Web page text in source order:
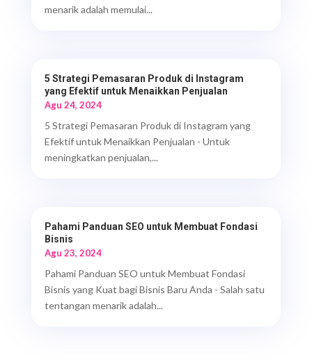
menarik adalah memulai...
5 Strategi Pemasaran Produk di Instagram
yang Efektif untuk Menaikkan Penjualan
Agu 24, 2024
5 Strategi Pemasaran Produk di Instagram yang
Efektif untuk Menaikkan Penjualan - Untuk
meningkatkan penjualan,...
Pahami Panduan SEO untuk Membuat Fondasi
Bisnis
Agu 23, 2024
Pahami Panduan SEO untuk Membuat Fondasi
Bisnis yang Kuat bagi Bisnis Baru Anda - Salah satu
tentangan menarik adalah...